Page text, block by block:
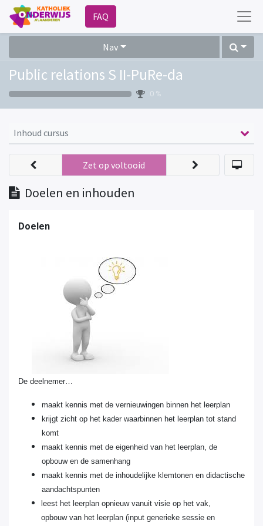
FAQ
Nav
Public relations S II-PuRe-da
0 %
Inhoud cursus
Doelen en inhouden
Zet op voltooid
Doelen
De deelnemer…
maakt kennis met de vernieuwingen binnen het leerplan
krijgt zicht op het kader waarbinnen het leerplan tot stand
komt
maakt kennis met de eigenheid van het leerplan, de
opbouw en de samenhang
maakt kennis met de inhoudelijke klemtonen en didactische
aandachtspunten
leest het leerplan opnieuw vanuit visie op het vak,
opbouw van het leerplan (input generieke sessie en